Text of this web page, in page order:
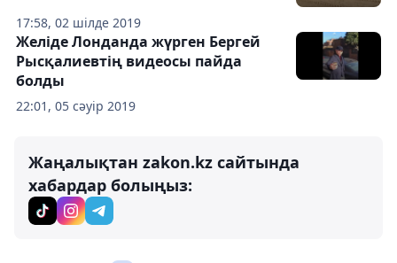
17:58, 02 шілде 2019
22:01, 05 сәуір 2019
Желіде Лонданда жүрген Бергей
Рысқалиевтің видеосы пайда
болды
Жаңалықтан zakon.kz сайтында
хабардар болыңыз: